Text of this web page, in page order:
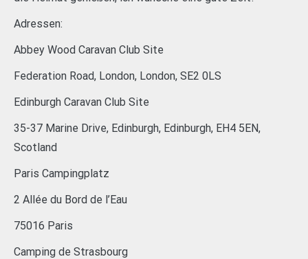
Adressen:
Abbey Wood Caravan Club Site
Federation Road, London, London, SE2 0LS
Edinburgh Caravan Club Site
35-37 Marine Drive, Edinburgh, Edinburgh, EH4 5EN,
Scotland
Paris Campingplatz
2 Allée du Bord de l’Eau
75016 Paris
Camping de Strasbourg